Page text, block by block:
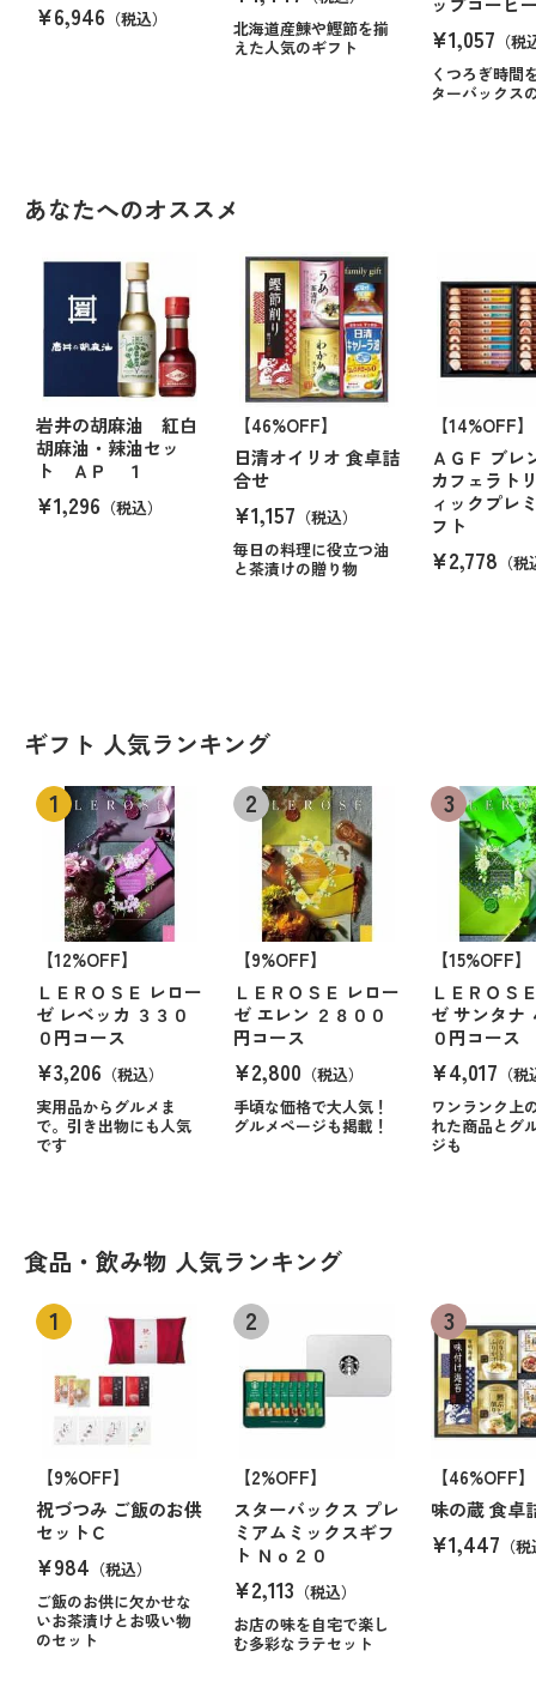
¥6,946 （税込）
北海道産鰊や鰹節を揃
えた人気のギフト
¥1,057 （税
くつろぎ時間
ターバックス
あなたへのオススメ
岩井の胡麻油 紅白
胡麻油・辣油セッ
ト ＡＰ １
¥1,296 （税込）
【46%OFF】
日清オイリオ 食卓詰
合せ
¥1,157 （税込）
毎日の料理に役立つ油
と茶漬けの贈り物
【14%OFF】
ＡＧＦ ブレ
カフェラト
ィックプレ
フト
¥2,778 （
ギフト 人気ランキング
【12%OFF】
ＬＥＲＯＳＥ レロー
ゼ レベッカ ３３０
０円コース
¥3,206 （税込）
実用品からグルメま
で。引き出物にも人気
です
【9%OFF】
ＬＥＲＯＳＥ レロー
ゼ エレン ２８００
円コース
¥2,800 （税込）
手頃な価格で大人気！
グルメページも掲載！
【15%OFF】
ＬＥＲＯＳ
ゼ サンタナ
０円コース
¥4,017 （
ワンランク上
れた商品とグ
ジも
食品・飲み物 人気ランキング
【9%OFF】
祝づつみ ご飯のお供
セットＣ
¥984 （税込）
ご飯のお供に欠かせな
いお茶漬けとお吸い物
のセット
【2%OFF】
スターバックス プレ
ミアムミックスギフ
ト Ｎｏ２０
¥2,113 （税込）
お店の味を自宅で楽し
む多彩なラテセット
【46%OFF】
味の蔵 食卓
¥1,447 （